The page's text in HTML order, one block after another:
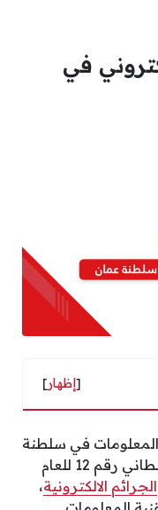
في
[إظهار]
في سلطنة
عمان الصادر بموجب المرسوم السلطاني رقم 12 للعام
الجرائم الالكترونية،